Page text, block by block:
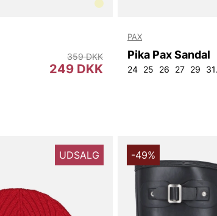
249 DKK
359 DKK
PAX
Pika Pax Sandal
24 25 26 27 29 31
UDSALG -49%